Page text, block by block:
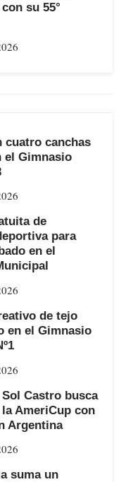
su 55°
cuatro canchas
el Gimnasio
de
para
en el
de tejo
en el Gimnasio
Castro busca
AmeriCup con
Argentina
suma un